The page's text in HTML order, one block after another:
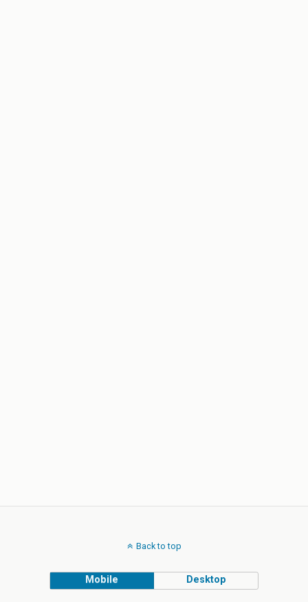
Back to top
Mobile Desktop